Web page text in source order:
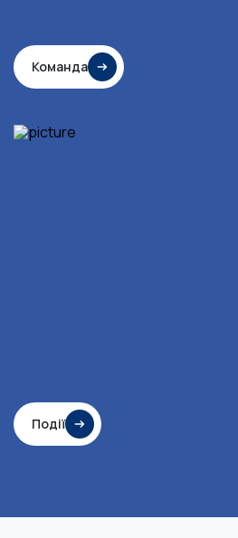
Команда
Події